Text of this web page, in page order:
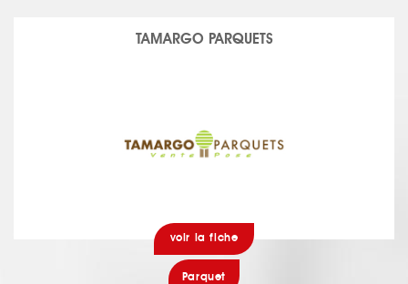
TAMARGO PARQUETS
voir la fiche
Parquet